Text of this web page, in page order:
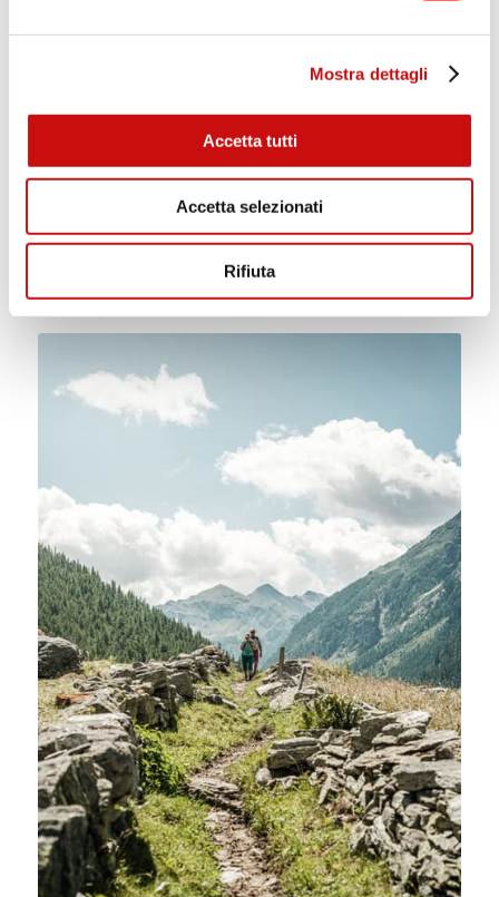
Mostra dettagli
Accetta tutti
Accetta selezionati
Rifiuta